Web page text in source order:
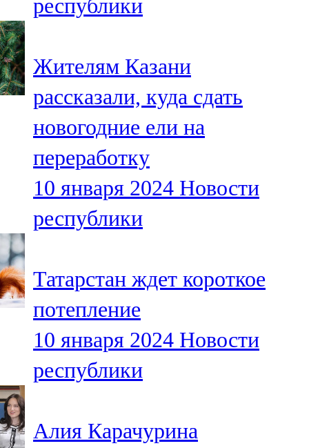
республики
Жителям Казани
рассказали, куда сдать
новогодние ели на
переработку
10 января 2024 Новости
республики
Татарстан ждет короткое
потепление
10 января 2024 Новости
республики
Алия Карачурина